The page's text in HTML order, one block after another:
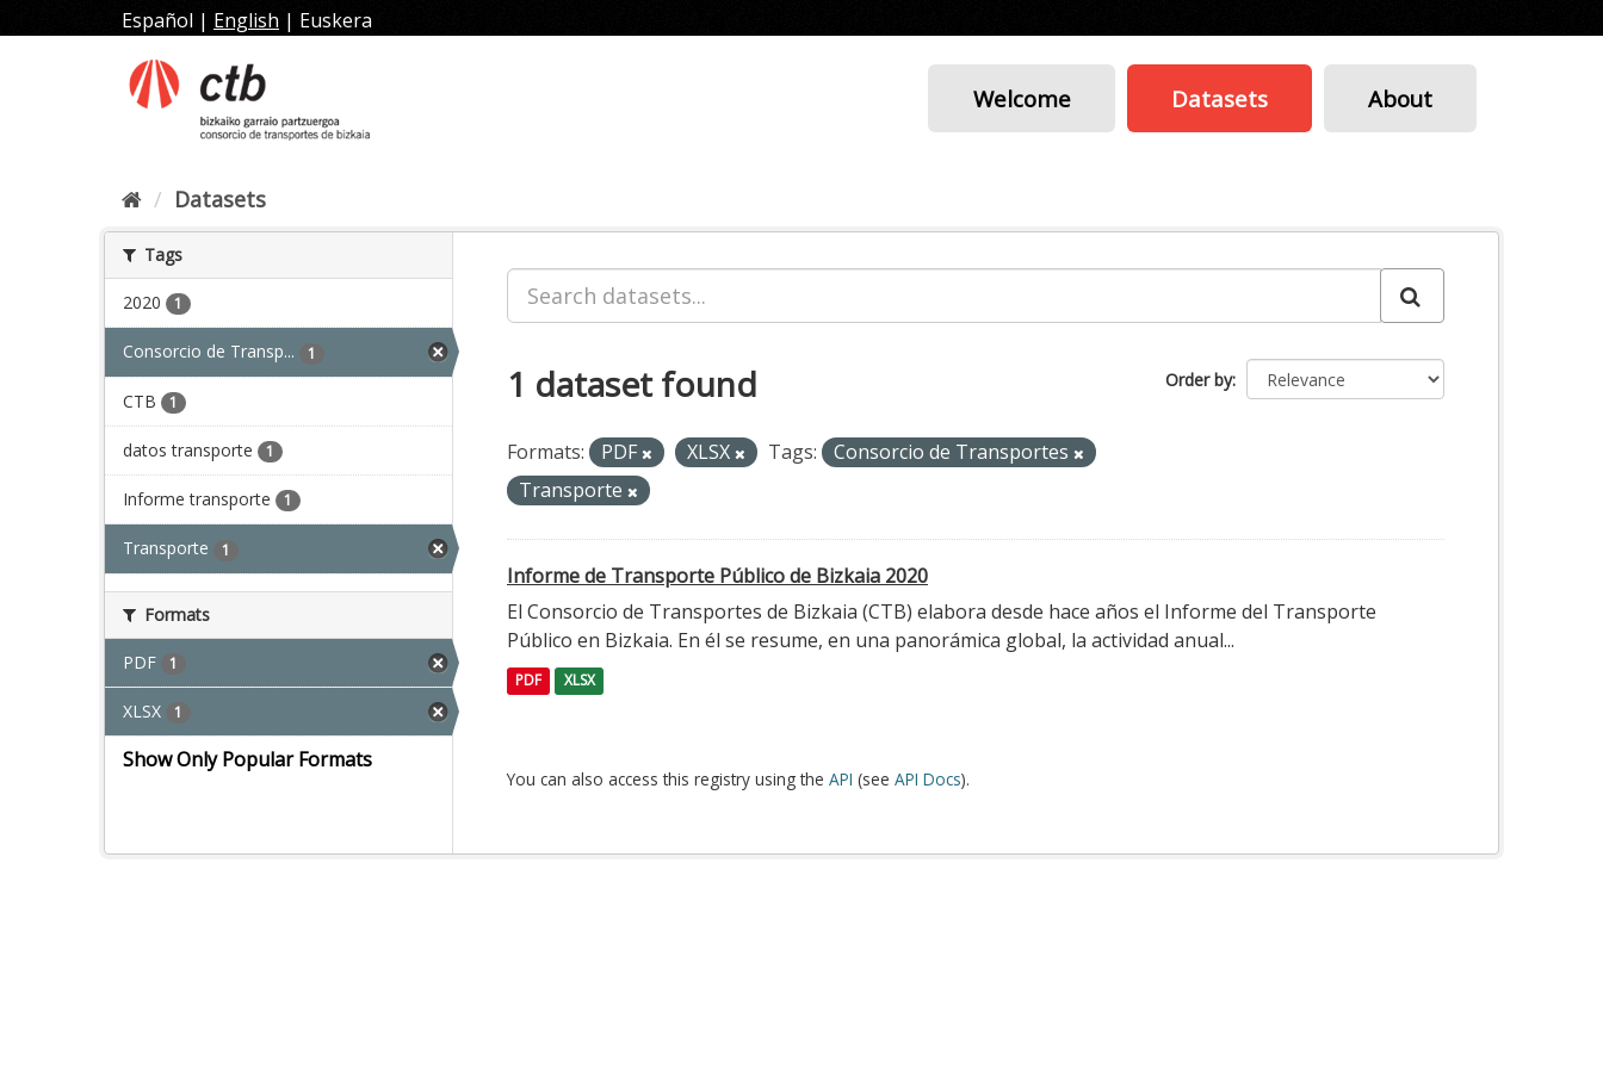
to
Español | English | Euskera
Welcome Datasets About
Datasets
Tags
2020 1
Consorcio de Transp... 1
CTB 1
datos transporte 1
Informe transporte 1
Transporte 1
Formats
PDF 1
XLSX 1
Show Only Popular Formats
Order by
1 dataset found
Formats: PDF XLSX Tags:
Consorcio de Transportes
Transporte
Informe de Transporte Público de Bizkaia 2020
El Consorcio de Transportes de Bizkaia (CTB) elabora desde hace años el Informe del Transporte
Público en Bizkaia. En él se resume, en una panorámica global, la actividad anual...
PDF XLSX
You can also access this registry using the API (see API Docs).